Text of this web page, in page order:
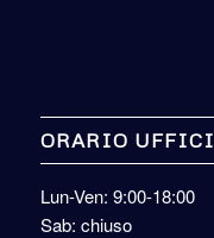
ORARIO UFFICI
Lun-Ven: 9:00-18:00
Sab: chiuso